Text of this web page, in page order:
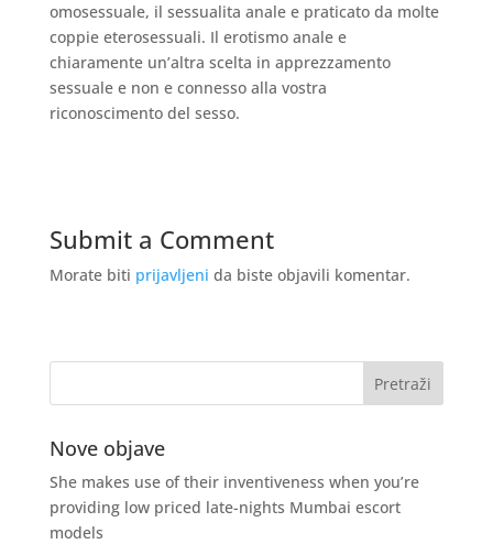
omosessuale, il sessualita anale e praticato da molte
coppie eterosessuali. Il erotismo anale e
chiaramente un’altra scelta in apprezzamento
sessuale e non e connesso alla vostra
riconoscimento del sesso.
Submit a Comment
Morate biti prijavljeni da biste objavili komentar.
Nove objave
She makes use of their inventiveness when you’re
providing low priced late-nights Mumbai escort
models